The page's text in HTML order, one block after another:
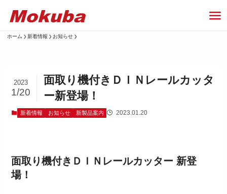
ホーム 新着情報 お知らせ
面取り機付きＤＩＮレールカッタ
ー新登場！
2023
1/20
新着情報 お知らせ 新製品案内 2023.01.20
面取り機付きＤＩＮレールカッター 新登
場！